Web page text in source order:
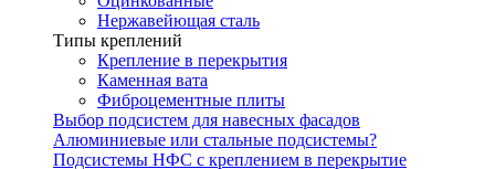
Нержавейющая сталь
Типы креплений
Крепление в перекрытия
Каменная вата
Фиброцементные плиты
Выбор подсистем для навесных фасадов
Алюминиевые или стальные подсистемы?
Подсистемы НФС с креплением в перекрытие